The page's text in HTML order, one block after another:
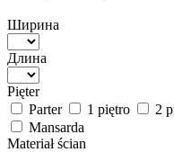
Ширина
Длина
Pięter
Parter
1 piętro
2
Mansarda
Materiał ścian